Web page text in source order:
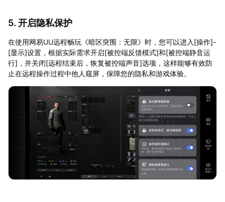
5. 开启隐私保护
在使用网易UU远程畅玩《暗区突围：无限》时，您可以进入[操作]-
[显示]设置，根据实际需求开启[被控端反馈模式]和[被控端静音运
行]，并关闭[远程结束后，恢复被控端声音]选项，这样能够有效防
止在远程操作过程中他人窥屏，保障您的隐私和游戏体验。